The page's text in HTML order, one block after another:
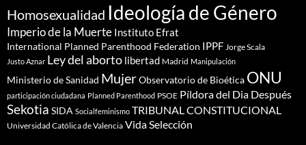
Homosexualidad Ideología de Género
Imperio de la Muerte Instituto Efrat
International Planned Parenthood Federation IPPF Jorge Scala
Justo Aznar Ley del aborto libertad Madrid Manipulación
Ministerio de Sanidad MujerObservatorio de Bioética ONU
participación ciudadana Planned Parenthood PSOE Píldora del Dia Después
Sekotia SIDA Socialfeminismo TRIBUNAL CONSTITUCIONAL
Universidad Católica de Valencia Vida Selección